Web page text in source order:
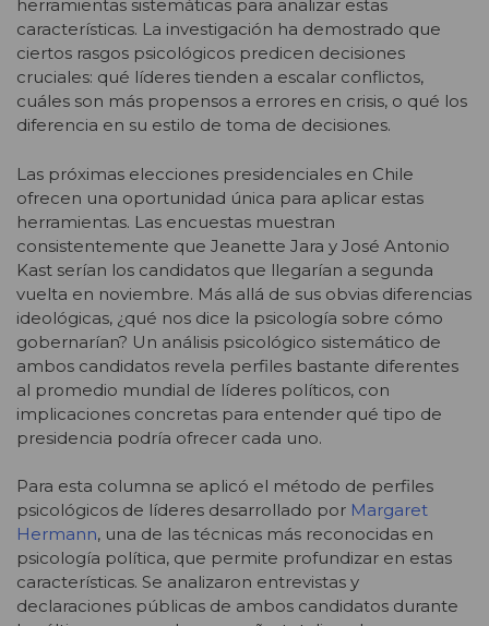
herramientas sistemáticas para analizar estas
características. La investigación ha demostrado que
ciertos rasgos psicológicos predicen decisiones
cruciales: qué líderes tienden a escalar conflictos,
cuáles son más propensos a errores en crisis, o qué los
diferencia en su estilo de toma de decisiones.
Las próximas elecciones presidenciales en Chile
ofrecen una oportunidad única para aplicar estas
herramientas. Las encuestas muestran
consistentemente que Jeanette Jara y José Antonio
Kast serían los candidatos que llegarían a segunda
vuelta en noviembre. Más allá de sus obvias diferencias
ideológicas, ¿qué nos dice la psicología sobre cómo
gobernarían? Un análisis psicológico sistemático de
ambos candidatos revela perfiles bastante diferentes
al promedio mundial de líderes políticos, con
implicaciones concretas para entender qué tipo de
presidencia podría ofrecer cada uno.
Para esta columna se aplicó el método de perfiles
psicológicos de líderes desarrollado por Margaret
Hermann, una de las técnicas más reconocidas en
psicología política, que permite profundizar en estas
características. Se analizaron entrevistas y
declaraciones públicas de ambos candidatos durante